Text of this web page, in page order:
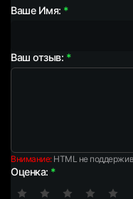
Ваше Имя:
Ваш отзыв:
Внимание:HTML не
Оценка: